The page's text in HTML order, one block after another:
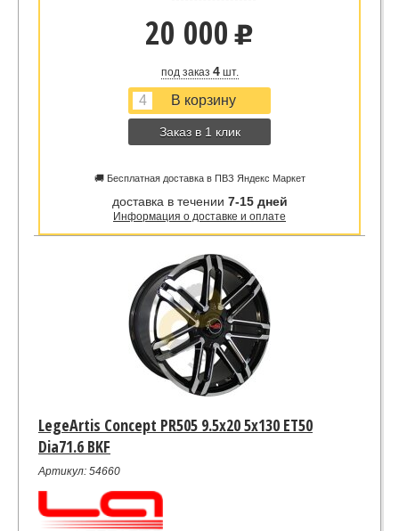
20 000 u
под заказ 4шт.
Заказ в 1 клик
🚚 Бесплатная доставка в ПВЗ Яндекс Маркет
доставка в течении 7-15 дней
Информация о доставке и оплате
LegeArtis Concept PR505 9.5x20 5x130 ET50
Dia71.6 BKF
Артикул: 54660